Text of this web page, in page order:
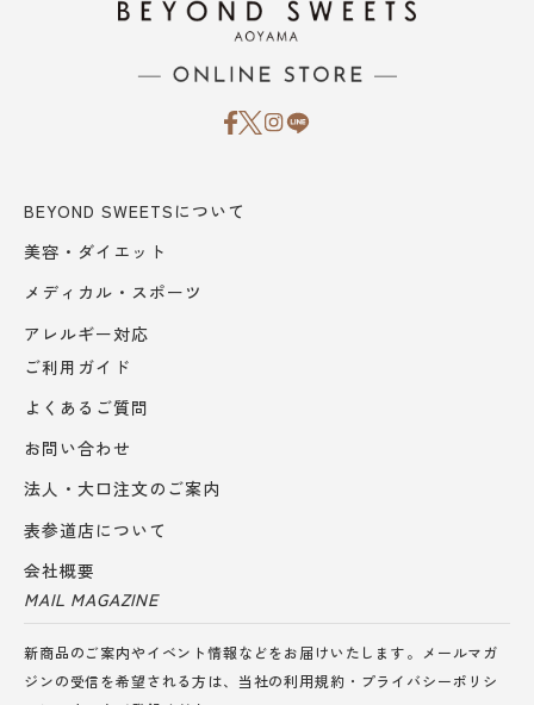
BEYOND SWEETSについて
美容・ダイエット
メディカル・スポーツ
アレルギー対応
ご利用ガイド
よくあるご質問
お問い合わせ
法人・大口注文のご案内
表参道店について
会社概要
MAIL MAGAZINE
新商品のご案内やイベント情報などをお届けいたします。メールマガ
ジンの受信を希望される方は、当社の利用規約 ・ プライバシーポリシ